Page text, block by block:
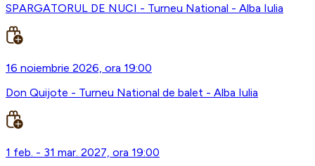
SPARGATORUL DE NUCI - Turneu National - Alba Iulia
16 noiembrie 2026, ora 19:00
Don Quijote - Turneu National de balet - Alba Iulia
1 feb. - 31 mar. 2027, ora 19:00